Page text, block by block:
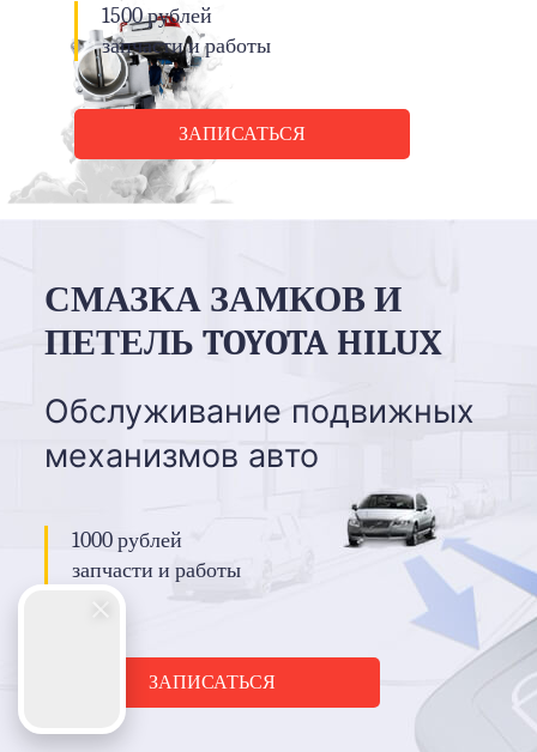
15 550руб
запчасти и работы
Базовая ТО. Замена масла в двигателе и
фильтре.
ЗАПИСАТЬСЯ
СМАЗКА ЗАМКОВ И
ПЕТЕЛЬ TOYOTA HILUX
Обслуживание подвижных
механизмов авто